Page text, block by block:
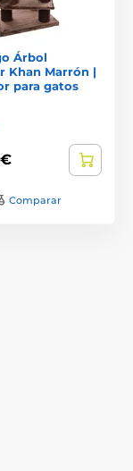
Árbol
Khan Marrón |
para gatos
€
Comparar